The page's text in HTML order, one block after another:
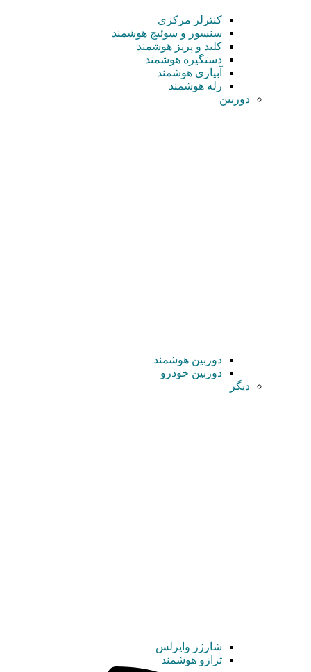
کنترلر مرکزی
سنسور و سوئیچ هوشمند
کلید و پریز هوشمند
دستگیره هوشمند
آبیاری هوشمند
رله هوشمند
دوربین
دوربین هوشمند
دوربین خودرو
دیگر
شارژر وایرلس
ترازو هوشمند